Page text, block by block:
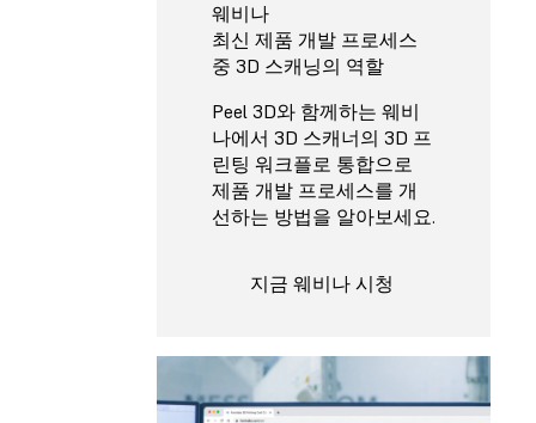
웨비나
최신 제품 개발 프로세스
중 3D 스캐닝의 역할
Peel 3D와 함께하는 웨비
나에서 3D 스캐너의 3D 프
린팅 워크플로 통합으로
제품 개발 프로세스를 개
선하는 방법을 알아보세요.
지금 웨비나 시청